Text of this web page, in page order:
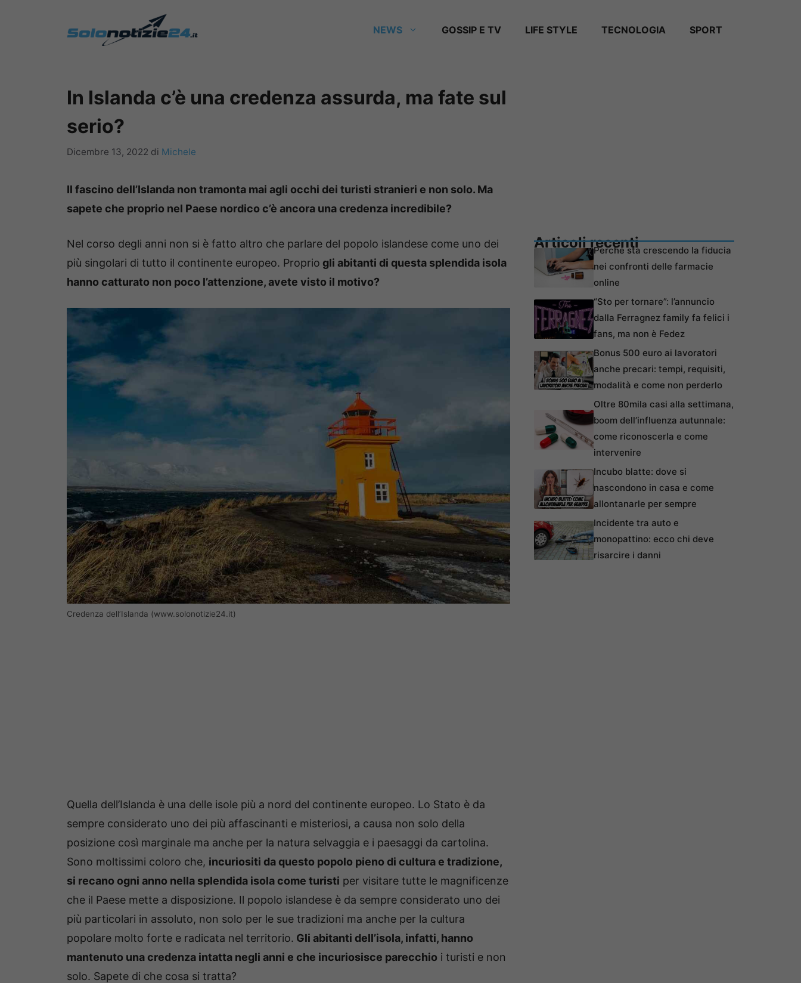
NEWS GOSSIP E TV LIFE STYLE TECNOLOGIA SPORT
In Islanda c’è una credenza assurda, ma fate sul
serio?
Dicembre 13, 2022 di Michele
Il fascino dell’Islanda non tramonta mai agli occhi dei turisti stranieri e non solo. Ma
sapete che proprio nel Paese nordico c’è ancora una credenza incredibile?
Nel corso degli anni non si è fatto altro che parlare del popolo islandese come uno dei
più singolari di tutto il continente europeo. Proprio gli abitanti di questa splendida isola
hanno catturato non poco l’attenzione, avete visto il motivo?
Credenza dell’Islanda (www.solonotizie24.it)
Quella dell’Islanda è una delle isole più a nord del continente europeo. Lo Stato è da
sempre considerato uno dei più affascinanti e misteriosi, a causa non solo della
posizione così marginale ma anche per la natura selvaggia e i paesaggi da cartolina.
Sono moltissimi coloro che, incuriositi da questo popolo pieno di cultura e tradizione,
si recano ogni anno nella splendida isola come turisti per visitare tutte le magnificenze
che il Paese mette a disposizione. Il popolo islandese è da sempre considerato uno dei
più particolari in assoluto, non solo per le sue tradizioni ma anche per la cultura
popolare molto forte e radicata nel territorio. Gli abitanti dell’isola, infatti, hanno
mantenuto una credenza intatta negli anni e che incuriosisce parecchio i turisti e non
solo. Sapete di che cosa si tratta?
Articoli recentiPerché sta crescendo la fiducia
nei confronti delle farmacie
online
“Sto per tornare”: l’annuncio
dalla Ferragnez family fa felici i
fans, ma non è Fedez
Bonus 500 euro ai lavoratori
anche precari: tempi, requisiti,
modalità e come non perderlo
Oltre 80mila casi alla settimana,
boom dell’influenza autunnale:
come riconoscerla e come
intervenire
Incubo blatte: dove si
nascondono in casa e come
allontanarle per sempre
Incidente tra auto e
monopattino: ecco chi deve
risarcire i danni